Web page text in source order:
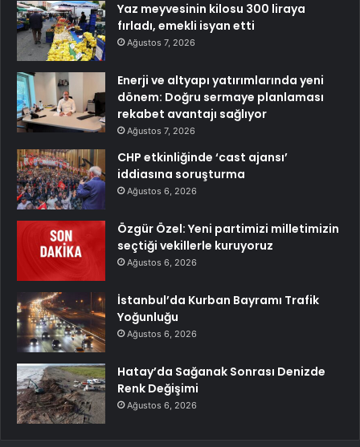
Yaz meyvesinin kilosu 300 liraya
fırladı, emekli isyan etti
Ağustos 7, 2026
Enerji ve altyapı yatırımlarında yeni
dönem: Doğru sermaye planlaması
rekabet avantajı sağlıyor
Ağustos 7, 2026
CHP etkinliğinde ‘cast ajansı’
iddiasına soruşturma
Ağustos 6, 2026
Özgür Özel: Yeni partimizi milletimizin
seçtiği vekillerle kuruyoruz
Ağustos 6, 2026
İstanbul’da Kurban Bayramı Trafik
Yoğunluğu
Ağustos 6, 2026
Hatay’da Sağanak Sonrası Denizde
Renk Değişimi
Ağustos 6, 2026